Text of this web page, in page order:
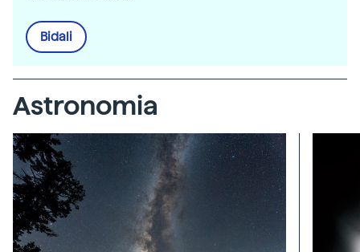
Bidali
Astronomia